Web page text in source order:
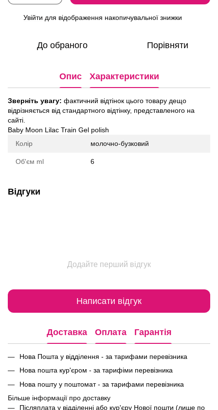
Увійти для відображення накопичувальної знижки
До обраного Порівняти
Опис Характеристики
Зверніть увагу: фактичний відтінок цього товару дещо
відрізняється від стандартного відтінку, представленого на
сайті.
Baby Moon Lilac Train Gel polish
Колір
молочно-бузковий
Об'єм ml 6
Відгуки
Додайте перший відгук
Написати відгук
Доставка Оплата Гарантія
Нова Пошта у відділення - за тарифами перевізника
Нова пошта кур'єром - за тарифіми перевізника
Нова пошту у поштомат - за тарифами перевізника
Більше інформації про доставку
Післяплата у відділенні або кур'єру Нової пошти (лише по